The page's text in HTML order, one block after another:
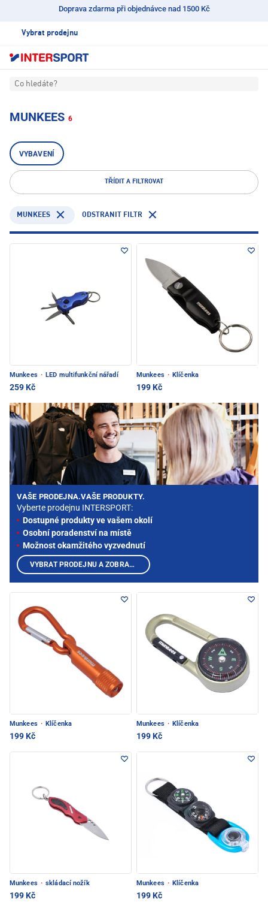
Doprava zdarma při objednávce nad 1500 Kč
Vybrat prodejnu
Co hledáte?
MUNKEES 6
VYBAVENÍ
TŘÍDIT A FILTROVAT
MUNKEES ODSTRANIT FILTR
Munkees · LED multifunkční nářadí
259 Kč
Munkees · Klíčenka
199 Kč
Munkees · Klíčenka
199 Kč
Munkees · Klíčenka
199 Kč
Munkees · skládací nožík
199 Kč
Munkees · Klíčenka
199 Kč
VAŠE PRODEJNA.VAŠE PRODUKTY.
Vyberte prodejnu INTERSPORT:
Dostupné produkty ve vašem okolí
Osobní poradenství na místě
Možnost okamžitého vyzvednutí
VYBRAT PRODEJNU A ZOBRAZIT PRODUKTY